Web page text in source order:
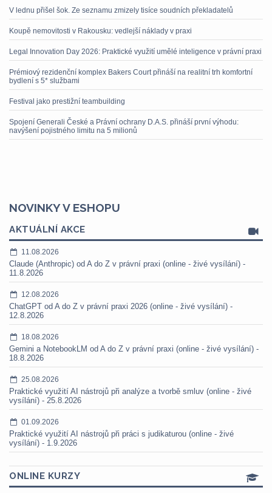
V lednu přišel šok. Ze seznamu zmizely tisíce soudních překladatelů
Koupě nemovitosti v Rakousku: vedlejší náklady v praxi
Legal Innovation Day 2026: Praktické využití umělé inteligence v právní praxi
Prémiový rezidenční komplex Bakers Court přináší na realitní trh komfortní
bydlení s 5* službami
Festival jako prestižní teambuilding
Spojení Generali České a Právní ochrany D.A.S. přináší první výhodu:
navýšení pojistného limitu na 5 milionů
NOVINKY V ESHOPU
AKTUÁLNÍ AKCE
11.08.2026
Claude (Anthropic) od A do Z v právní praxi (online - živé vysílání) -
11.8.2026
12.08.2026
ChatGPT od A do Z v právní praxi 2026 (online - živé vysílání) -
12.8.2026
18.08.2026
Gemini a NotebookLM od A do Z v právní praxi (online - živé vysílání) -
18.8.2026
25.08.2026
Praktické využití AI nástrojů při analýze a tvorbě smluv (online - živé
vysílání) - 25.8.2026
01.09.2026
Praktické využití AI nástrojů při práci s judikaturou (online - živé
vysílání) - 1.9.2026
ONLINE KURZY